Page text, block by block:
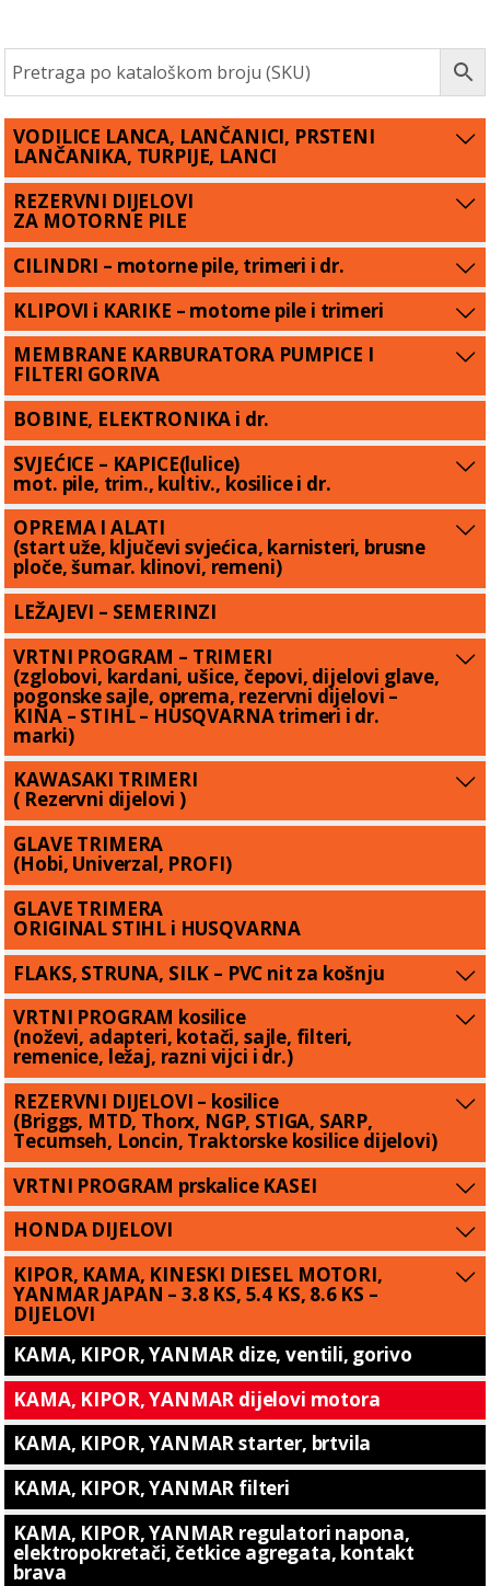
VODILICE LANCA, LANČANICI, PRSTENI
LANČANIKA, TURPIJE, LANCI
REZERVNI DIJELOVI
ZA MOTORNE PILE
CILINDRI – motorne pile, trimeri i dr.
KLIPOVI i KARIKE – motorne pile i trimeri
MEMBRANE KARBURATORA PUMPICE I
FILTERI GORIVA
BOBINE, ELEKTRONIKA i dr.
SVJEĆICE – KAPICE(lulice)
mot. pile, trim., kultiv., kosilice i dr.
OPREMA I ALATI
(start uže, ključevi svjećica, karnisteri, brusne
ploče, šumar. klinovi, remeni)
LEŽAJEVI – SEMERINZI
VRTNI PROGRAM – TRIMERI
(zglobovi, kardani, ušice, čepovi, dijelovi glave,
pogonske sajle, oprema, rezervni dijelovi –
KINA – STIHL – HUSQVARNA trimeri i dr.
marki)
KAWASAKI TRIMERI
( Rezervni dijelovi )
GLAVE TRIMERA
(Hobi, Univerzal, PROFI)
GLAVE TRIMERA
ORIGINAL STIHL i HUSQVARNA
FLAKS, STRUNA, SILK – PVC nit za košnju
VRTNI PROGRAM kosilice
(noževi, adapteri, kotači, sajle, filteri,
remenice, ležaj, razni vijci i dr.)
REZERVNI DIJELOVI – kosilice
(Briggs, MTD, Thorx, NGP, STIGA, SARP,
Tecumseh, Loncin, Traktorske kosilice dijelovi)
VRTNI PROGRAM prskalice KASEI
HONDA DIJELOVI
KIPOR, KAMA, KINESKI DIESEL MOTORI,
YANMAR JAPAN – 3.8 KS, 5.4 KS, 8.6 KS –
DIJELOVI
KAMA, KIPOR, YANMAR dize, ventili, gorivo
KAMA, KIPOR, YANMAR dijelovi motora
KAMA, KIPOR, YANMAR starter, brtvila
KAMA, KIPOR, YANMAR filteri
KAMA, KIPOR, YANMAR regulatori napona,
elektropokretači, četkice agregata, kontakt
brava